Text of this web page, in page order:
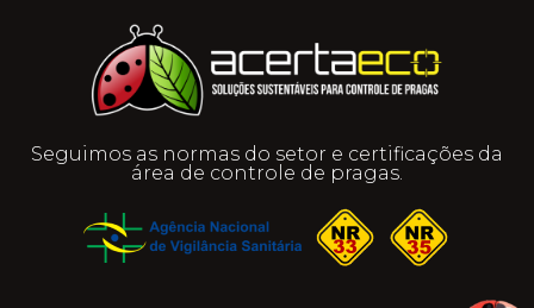
Seguimos as normas do setor e certificações da
área de controle de pragas.